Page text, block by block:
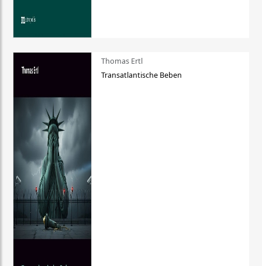
Thomas Ertl
Transatlantische Beben